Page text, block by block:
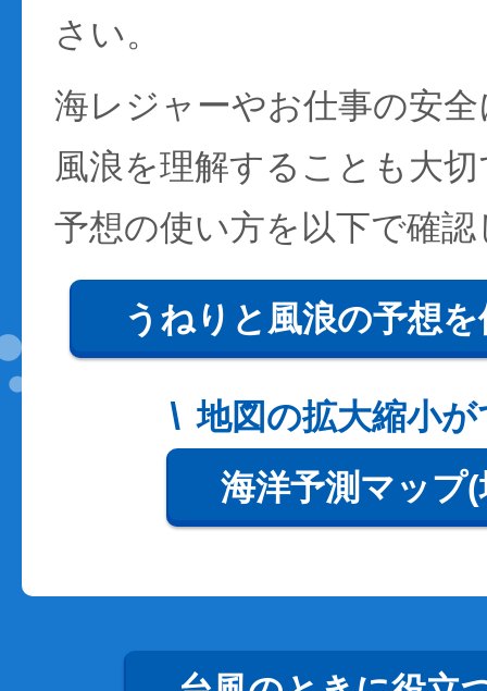
さい。
海レジャーやお仕事の安
風浪を理解することも大
予想の使い方を以下で確
うねりと風浪の予想
地図の拡大縮小
海洋予測マップ